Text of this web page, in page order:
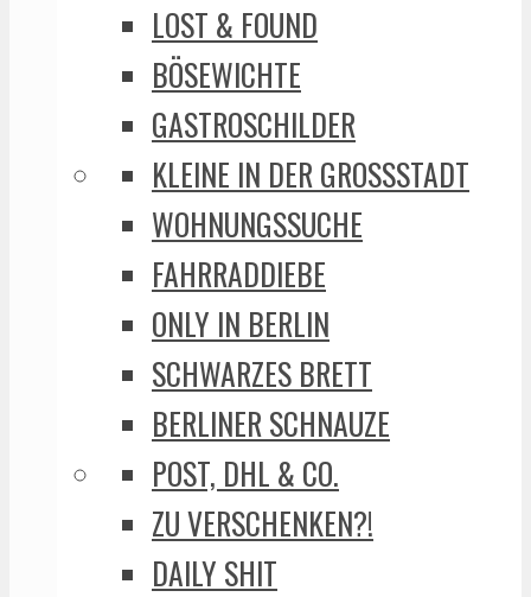
LOST & FOUND
BÖSEWICHTE
GASTROSCHILDER
KLEINE IN DER GROSSSTADT
WOHNUNGSSUCHE
FAHRRADDIEBE
ONLY IN BERLIN
SCHWARZES BRETT
BERLINER SCHNAUZE
POST, DHL & CO.
ZU VERSCHENKEN?!
DAILY SHIT